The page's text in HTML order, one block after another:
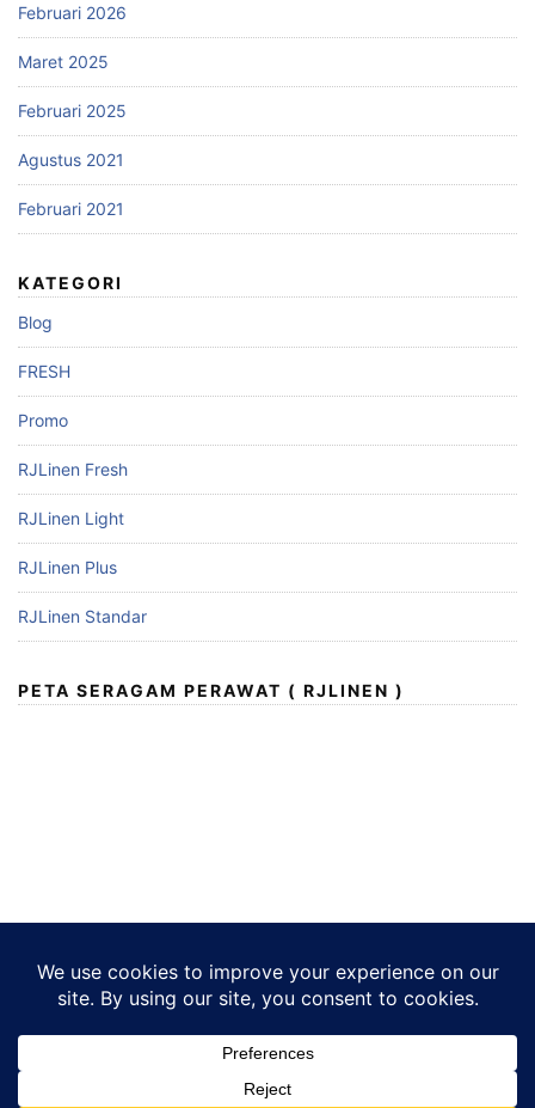
Februari 2026
Maret 2025
Februari 2025
Agustus 2021
Februari 2021
KATEGORI
Blog
FRESH
Promo
RJLinen Fresh
RJLinen Light
RJLinen Plus
RJLinen Standar
PETA SERAGAM PERAWAT ( RJLINEN )